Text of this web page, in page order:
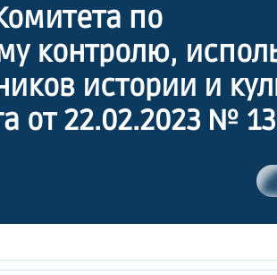
по
контролю,
истории и
от 22.02.2023 №
сиротский
Г.Г.